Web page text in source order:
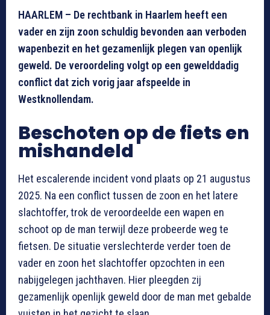
HAARLEM – De rechtbank in Haarlem heeft een
vader en zijn zoon schuldig bevonden aan verboden
wapenbezit en het gezamenlijk plegen van openlijk
geweld. De veroordeling volgt op een gewelddadig
conflict dat zich vorig jaar afspeelde in
Westknollendam.
Beschoten op de fiets en
mishandeld
Het escalerende incident vond plaats op 21 augustus
2025. Na een conflict tussen de zoon en het latere
slachtoffer, trok de veroordeelde een wapen en
schoot op de man terwijl deze probeerde weg te
fietsen. De situatie verslechterde verder toen de
vader en zoon het slachtoffer opzochten in een
nabijgelegen jachthaven. Hier pleegden zij
gezamenlijk openlijk geweld door de man met gebalde